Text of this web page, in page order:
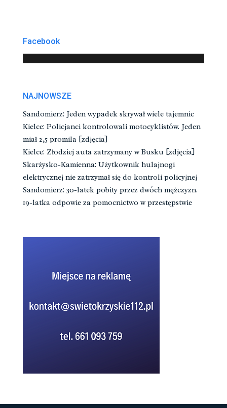
Facebook
NAJNOWSZE
Sandomierz: Jeden wypadek skrywał wiele tajemnic
Kielce: Policjanci kontrolowali motocyklistów. Jeden
miał 2,5 promila [zdjęcia]
Kielce: Złodziej auta zatrzymany w Busku [zdjęcia]
Skarżysko-Kamienna: Użytkownik hulajnogi
elektrycznej nie zatrzymał się do kontroli policyjnej
Sandomierz: 30-latek pobity przez dwóch mężczyzn.
19-latka odpowie za pomocnictwo w przestępstwie